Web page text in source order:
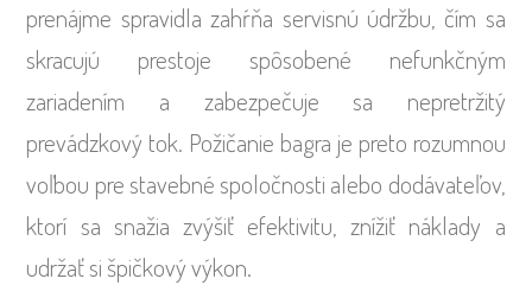
prenájme spravidla zahŕňa servisnú údržbu, čím sa
skracujú prestoje spôsobené nefunkčným
zariadením a zabezpečuje sa nepretržitý
prevádzkový tok. Požičanie bagra je preto rozumnou
voľbou pre stavebné spoločnosti alebo dodávateľov,
ktorí sa snažia zvýšiť efektivitu, znížiť náklady a
udržať si špičkový výkon.